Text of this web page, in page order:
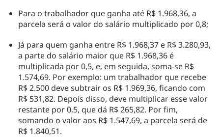
Para o trabalhador que ganha até R$ 1.968,36, a
parcela será o valor do salário multiplicado por 0,8;
Já para quem ganha entre R$ 1.968,37 e R$ 3.280,93,
a parte do salário maior que R$ 1.968,36 é
multiplicada por 0,5, e, em seguida, soma-se R$
1.574,69. Por exemplo: um trabalhador que recebe
R$ 2.500 deve subtrair os R$ 1.969,36, ficando com
R$ 531,82. Depois disso, deve multiplicar esse valor
restante por 0,5, que dá R$ 265,82. Por fim,
somando o valor aos R$ 1.547,69, a parcela será de
R$ 1.840,51.